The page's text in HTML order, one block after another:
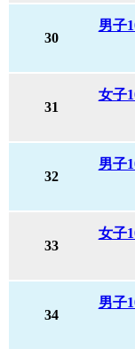
30
男子
31
女子
32
男子
33
女子
34
男子